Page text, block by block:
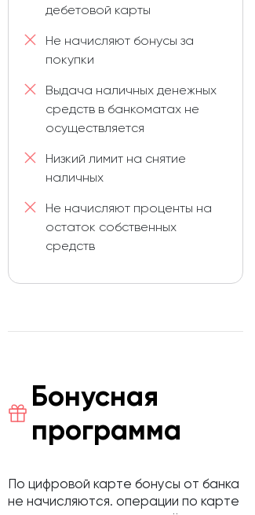
дебетовой карты
Не начисляют бонусы за
покупки
Выдача наличных денежных
средств в банкоматах не
осуществляется
Низкий лимит на снятие
наличных
Не начисляют проценты на
остаток собственных
средств
Бонусная
программа
По цифровой карте бонусы от банка
не начисляются. операции по карте